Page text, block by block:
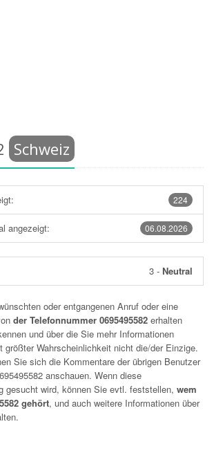
Schweiz
224
06.08.2026
angezeigt:
3 - Neutral
oder entgangenen Anruf oder eine
der Telefonnummer 0695495582 erhalten
und über die Sie mehr Informationen
größter Wahrscheinlichkeit nicht die/der Einzige.
Sie sich die Kommentare der übrigen Benutzer
anschauen. Wenn diese
gesucht wird, können Sie evtl. feststellen, wem
gehört, und auch weitere Informationen über